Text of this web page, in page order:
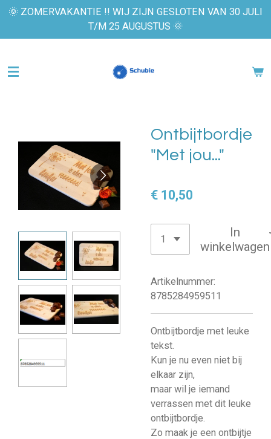
Ga
naar
hoofdinhoud
🌞 ZOMERVAKANTIE !! WIJ ZIJN GESLOTEN VAN 30 JULI
T/M 25 AUGUSTUS 🌞
Ontbijtbordje
"Met jou..."
€ 10,50
In
winkelwagen
Artikelnummer:
8785284959511
Ontbijtbordje met leuke
tekst.
Kun je nu even niet bij
elkaar zijn,
maar wil je iemand
verrassen met dit leuke
ontbijtbordje.
Zo maak je een ontbijtje